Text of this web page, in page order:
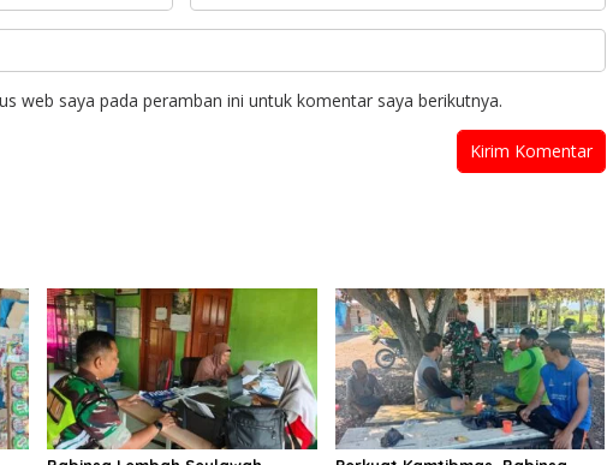
web saya pada peramban ini untuk komentar saya berikutnya.